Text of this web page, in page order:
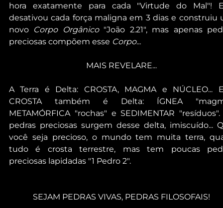
hora exatamente para cada "Virtude do Mal"!
desativou cada força maligna em 3 dias e construiu
novo Corpo Orgânico "João 2.21", mas apenas
preciosas compõem esse Corpo...
MAIS REVELARE...
A Terra é Delta: CROSTA, MAGMA e NÚCLEO...
CROSTA também é Delta: ÍGNEA
METAMÓRFICA "rochas" e SEDIMENTAR "resíduos".
pedras preciosas surgem desse delta, imiscuído...
você seja precioso, o mundo tem muita terra,
tudo é crosta terrestre, mas tem poucas
preciosas lapidadas "1 Pedro 2".
SEJAM PEDRAS VIVAS, PEDRAS FILOSOFAIS!